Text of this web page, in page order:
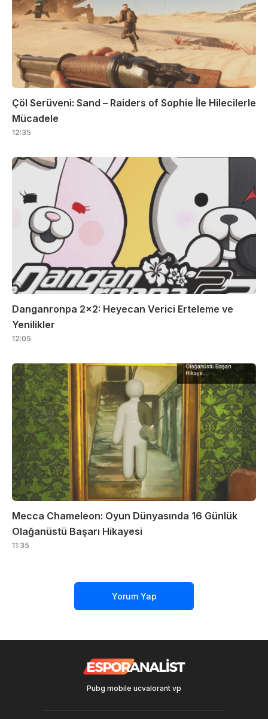
Çöl Serüveni: Sand – Raiders of Sophie İle Hilecilerle
Mücadele
12:35
Danganronpa 2×2: Heyecan Verici Erteleme ve
Yenilikler
12:05
Mecca Chameleon: Oyun Dünyasında 16 Günlük
Olağanüstü Başarı Hikayesi
11:35
Yorum Yap
Pubg mobile ucvalorant vp